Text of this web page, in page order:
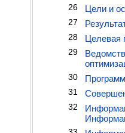
26 Цели и
27
28 Целевая
29
30
31
32